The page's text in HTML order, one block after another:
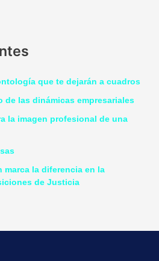
que te dejarán a cuadros
de las dinámicas empresariales
la imagen profesional de una
la diferencia en la
de Justicia